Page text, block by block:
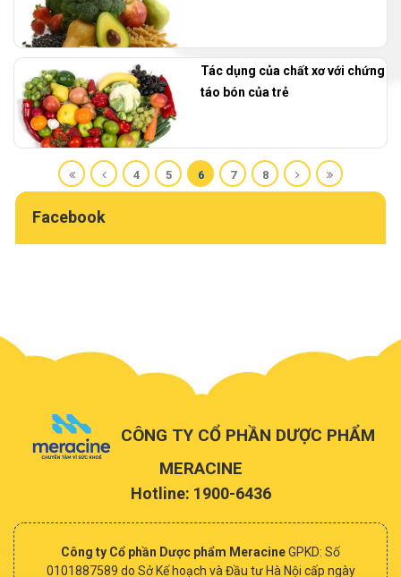
Tác dụng của chất xơ với chứng
táo bón của trẻ
4 5 6 7 8
Facebook
CÔNG TY CỔ PHẦN DƯỢC PHẨM
MERACINE
Hotline: 1900-6436
Công ty Cổ phần Dược phẩm MeracineGPKD: Số
0101887589 do Sở Kế hoạch và Đầu tư Hà Nội cấp ngày